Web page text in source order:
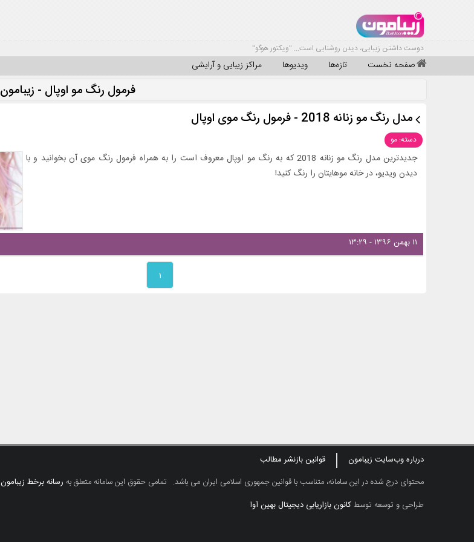
دوست داشتن زیبایی، دیدن روشنایی است... "ویکتور هوگو"
صفحه نخست تازه‌ها ویدیوها مراکز زیبایی و آرایشی
فرمول رنگ مو اوپال - زیبامون
مدل رنگ مو زنانه 2018 - فرمول رنگ موی اوپال
دسته: مو
جدیدترین مدل رنگ مو زنانه 2018 که به رنگ مو اوپال معروف است را به همراه فرمول رنگ موی آن بخوانید و با
دیدن ویدیو، در خانه موهایتان را رنگ کنید!
۱۱ بهمن ۱۳۹۶ - ۱۳:۲۹
۱
درباره وب‌سایت زیبامون
قوانین بازنشر مطالب
محتوای درج شده در این سامانه، متناسب با قوانین جمهوری اسلامی ایران می باشد. تمامی حقوق این سامانه متعلق به رسانه برخط زیبامون
طراحی و توسعه توسطکانون بازاریابی دیجیتال بهین آوا